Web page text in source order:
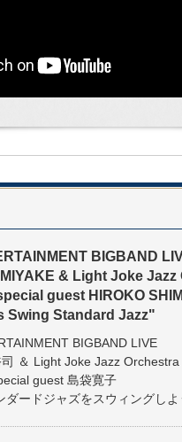
BIGBAND
& Light Joke Jazz
guest HIROKO
Swing Standard Jazz"
BIGBAND LIVE
＆ Light Joke Jazz Orchestra
guest 島袋寛子
ダードジャズをスウィングしよ